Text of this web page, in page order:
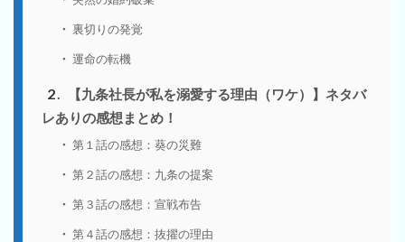
裏切りの発覚
運命の転機
2
【九条社長が私を溺愛する理由（ワケ）】ネタバ
レありの感想まとめ！
第１話の感想：葵の災難
第２話の感想：九条の提案
第３話の感想：宣戦布告
第４話の感想：抜擢の理由